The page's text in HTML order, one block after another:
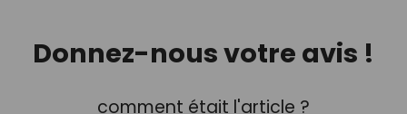
Donnez-nous votre avis !
comment était l'article ?